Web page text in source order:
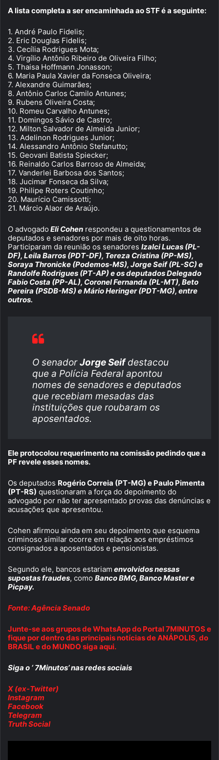
A lista completa a ser encaminhada ao STF é a seguinte:
1. André Paulo Fidelis;
2. Eric Douglas Fidelis;
3. Cecília Rodrigues Mota;
4. Virgílio Antônio Ribeiro de Oliveira Filho;
5. Thaisa Hoffmann Jonasson;
6. Maria Paula Xavier da Fonseca Oliveira;
7. Alexandre Guimarães;
8. Antônio Carlos Camilo Antunes;
9. Rubens Oliveira Costa;
10. Romeu Carvalho Antunes;
11. Domingos Sávio de Castro;
12. Milton Salvador de Almeida Junior;
13. Adelinon Rodrigues Junior;
14. Alessandro Antônio Stefanutto;
15. Geovani Batista Spiecker;
16. Reinaldo Carlos Barroso de Almeida;
17. Vanderlei Barbosa dos Santos;
18. Jucimar Fonseca da Silva;
19. Philipe Roters Coutinho;
20. Maurício Camissotti;
21. Márcio Alaor de Araújo.
O advogado Eli Cohen respondeu a questionamentos de
deputados e senadores por mais de oito horas.
Participaram da reunião os senadores Izalci Lucas (PL-
DF), Leila Barros (PDT-DF), Tereza Cristina (PP-MS),
Soraya Thronicke (Podemos-MS), Jorge Seif (PL-SC) e
Randolfe Rodrigues (PT-AP) e os deputados Delegado
Fabio Costa (PP-AL), Coronel Fernanda (PL-MT), Beto
Pereira (PSDB-MS) e Mário Heringer (PDT-MG), entre
outros.
O senadorJorge Seifdestacou
que a Polícia Federal apontou
nomes de senadores e deputados
que recebiam mesadas das
instituições que roubaram os
aposentados.
Ele protocolou requerimento na comissão pedindo que a
PF revele esses nomes.
Os deputados Rogério Correia (PT-MG) e Paulo Pimenta
(PT-RS) questionaram a força do depoimento do
advogado por não ter apresentado provas das denúncias e
acusações que apresentou.
Cohen afirmou ainda em seu depoimento que esquema
criminoso similar ocorre em relação aos empréstimos
consignados a aposentados e pensionistas.
Segundo ele, bancos estariam envolvidos nessas
supostas fraudes, como Banco BMG, Banco Master e
Picpay.
Fonte: Agência Senado
Junte-se aos grupos de WhatsApp do Portal 7MINUTOS e
fique por dentro das principais notícias de ANÁPOLIS, do
BRASIL e do MUNDO siga aqui.
Siga o ‘ 7Minutos’ nas redes sociais
X (ex-Twitter)
Instagram
Facebook
Telegram
Truth Social